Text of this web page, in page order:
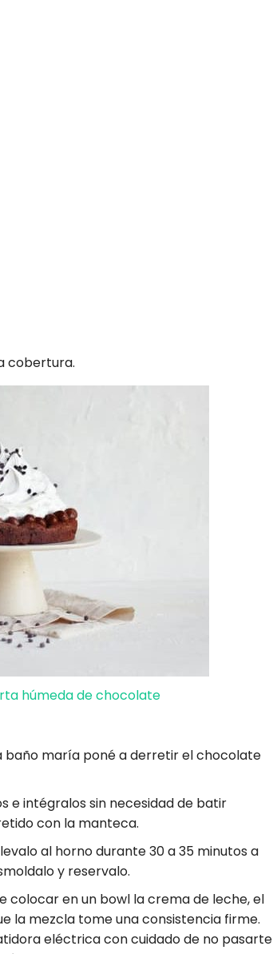
cobertura.
húmeda de chocolate
baño maría poné a derretir el chocolate
e intégralos sin necesidad de batir
con la manteca.
al horno durante 30 a 35 minutos a
y reservalo.
colocar en un bowl la crema de leche, el
la mezcla tome una consistencia firme.
eléctrica con cuidado de no pasarte